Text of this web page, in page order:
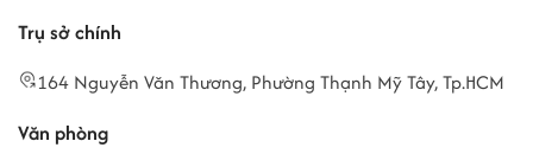
Trụ sở chính
164 Nguyễn Văn Thương, Phường Thạnh Mỹ Tây, Tp.HCM
Văn phòng